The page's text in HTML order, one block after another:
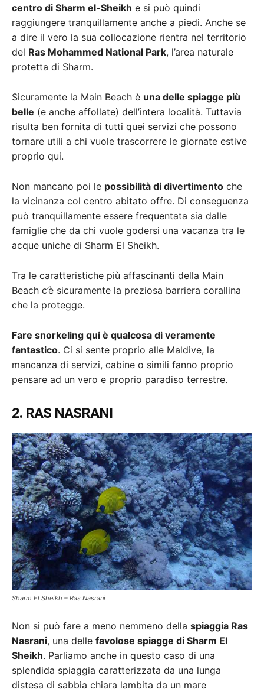
centro di Sharm el-Sheikh e si può quindi
raggiungere tranquillamente anche a piedi. Anche se
a dire il vero la sua collocazione rientra nel territorio
del Ras Mohammed National Park, l’area naturale
protetta di Sharm.
Sicuramente la Main Beach è una delle spiagge più
belle (e anche affollate) dell’intera località. Tuttavia
risulta ben fornita di tutti quei servizi che possono
tornare utili a chi vuole trascorrere le giornate estive
proprio qui.
Non mancano poi le possibilità di divertimento che
la vicinanza col centro abitato offre. Di conseguenza
può tranquillamente essere frequentata sia dalle
famiglie che da chi vuole godersi una vacanza tra le
acque uniche di Sharm El Sheikh.
Tra le caratteristiche più affascinanti della Main
Beach c’è sicuramente la preziosa barriera corallina
che la protegge.
Fare snorkeling qui è qualcosa di veramente
fantastico. Ci si sente proprio alle Maldive, la
mancanza di servizi, cabine o simili fanno proprio
pensare ad un vero e proprio paradiso terrestre.
2. RAS NASRANI
Sharm El Sheikh – Ras Nasrani
Non si può fare a meno nemmeno della spiaggia Ras
Nasrani, una delle favolose spiagge di Sharm El
Sheikh. Parliamo anche in questo caso di una
splendida spiaggia caratterizzata da una lunga
distesa di sabbia chiara lambita da un mare